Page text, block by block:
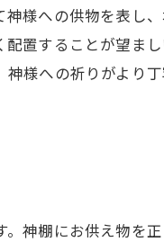
様への供物を表し
置することが望ま
様への祈りがより
神棚にお供え物を